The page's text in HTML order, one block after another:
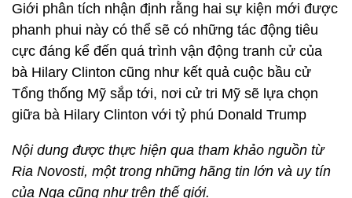
Giới phân tích nhận định rằng hai sự kiện mới được
phanh phui này có thể sẽ có những tác động tiêu
cực đáng kể đến quá trình vận động tranh cử của
bà Hilary Clinton cũng như kết quả cuộc bầu cử
Tổng thống Mỹ sắp tới, nơi cử tri Mỹ sẽ lựa chọn
giữa bà Hilary Clinton với tỷ phú Donald Trump
Nội dung được thực hiện qua tham khảo nguồn từ
Ria Novosti, một trong những hãng tin lớn và uy tín
của Nga cũng như trên thế giới.